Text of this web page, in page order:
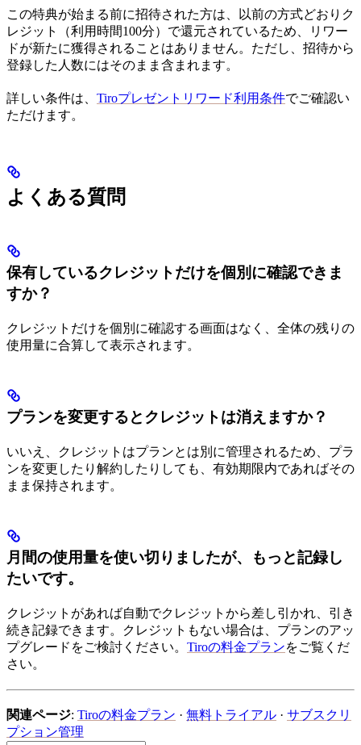
この特典が始まる前に招待された方は、以前の方式どおりク
レジット（利用時間100分）で還元されているため、リワー
ドが新たに獲得されることはありません。ただし、招待から
登録した人数にはそのまま含まれます。
詳しい条件は、 Tiroプレゼントリワード利用条件でご確認い
ただけます。
よくある質問
保有しているクレジットだけを個別に確認できま
すか？
クレジットだけを個別に確認する画面はなく、全体の残りの
使用量に合算して表示されます。
プランを変更するとクレジットは消えますか？
いいえ、クレジットはプランとは別に管理されるため、プラ
ンを変更したり解約したりしても、有効期限内であればその
まま保持されます。
月間の使用量を使い切りましたが、もっと記録し
たいです。
クレジットがあれば自動でクレジットから差し引かれ、引き
続き記録できます。クレジットもない場合は、プランのアッ
プグレードをご検討ください。 Tiroの料金プランをご覧くだ
さい。
関連ページ: Tiroの料金プラン · 無料トライアル · サブスクリ
プション管理